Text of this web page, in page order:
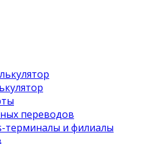
переводов
терминалы и филиалы